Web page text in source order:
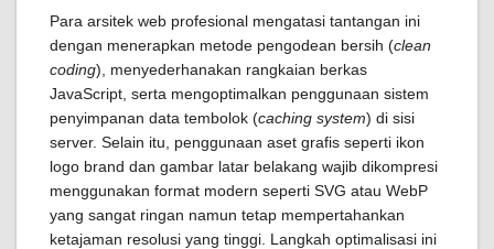
Para arsitek web profesional mengatasi tantangan ini
dengan menerapkan metode pengodean bersih (clean
coding), menyederhanakan rangkaian berkas
JavaScript, serta mengoptimalkan penggunaan sistem
penyimpanan data tembolok (caching system) di sisi
server. Selain itu, penggunaan aset grafis seperti ikon
logo brand dan gambar latar belakang wajib dikompresi
menggunakan format modern seperti SVG atau WebP
yang sangat ringan namun tetap mempertahankan
ketajaman resolusi yang tinggi. Langkah optimalisasi ini